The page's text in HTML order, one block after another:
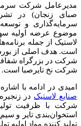
مدیرعامل شرکت
صبای زنجان) در
سرمایه‌گذاری و
موضوع عرضه اولیه
لاستیک از جمله
است. هدف اصلی از
شرکت در بزرگراه
شرکت نخ تایرصبا است.
امیدی در ادامه با
صنایع لاستیک در
استخوان‌بندی تایر و
تولید کننده مواد